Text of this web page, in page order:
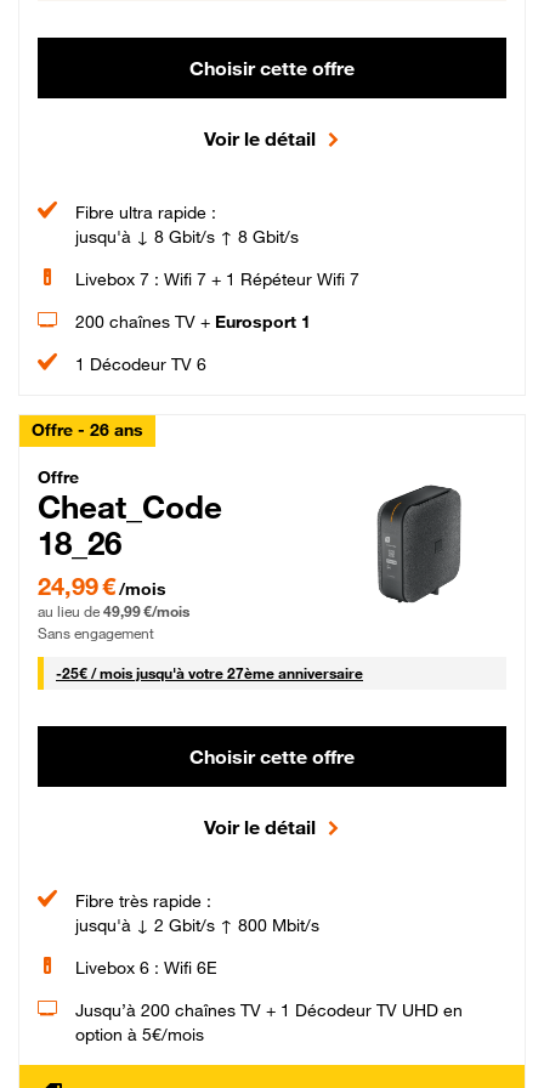
Choisir cette offre
Voir le détail
Fibre ultra rapide :
jusqu'à ↓ 8 Gbit/s ↑ 8 Gbit/s
Livebox 7 : Wifi 7 + 1 Répéteur Wifi 7
200 chaînes TV + Eurosport 1
1 Décodeur TV 6
Offre - 26 ans
Cheat_Code Fibre_18_26
Offre
Cheat_Code
18_26
24,99 € par mois pendant 0 mois puis 49,99 € par mois, Sans engagement
24,99 €/mois
au lieu de 49,99 €/mois
Sans engagement
-25€ / mois25 € par mois
jusqu'à votre 27ème anniversaire
Choisir cette offre
Voir le détail
Fibre très rapide :
jusqu'à ↓ 2 Gbit/s ↑ 800 Mbit/s
Livebox 6 : Wifi 6E
Jusqu’à 200 chaînes TV + 1 Décodeur TV UHD en
option à 5€/mois